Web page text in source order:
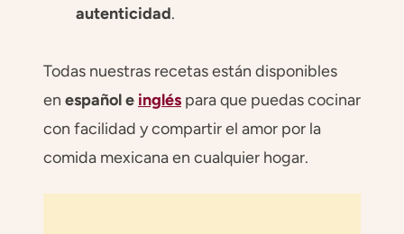
autenticidad.
Todas nuestras recetas están disponibles
en español e inglés para que puedas cocinar
con facilidad y compartir el amor por la
comida mexicana en cualquier hogar.